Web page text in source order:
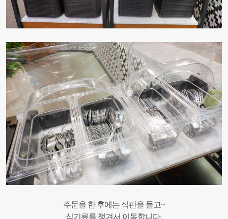
주문을 한 후에는 식판을 들고~
식기류를 챙겨서 이동합니다.